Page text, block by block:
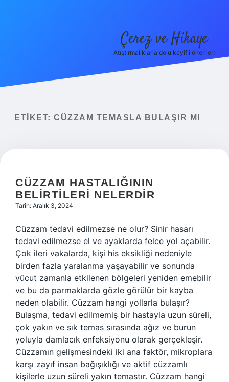
Yasal Uyarı
menüyü Çerez ve Hikaye
Atıştırmalıklarla dolu keyifli öneriler!
ETIKET: CÜZZAM TEMASLA BULAŞIR MI
CÜZZAM HASTALIĞININ
BELIRTILERI NELERDIR
Tarih: Aralık 3, 2024
Cüzzam tedavi edilmezse ne olur? Sinir hasarı
tedavi edilmezse el ve ayaklarda felce yol açabilir.
Çok ileri vakalarda, kişi his eksikliği nedeniyle
birden fazla yaralanma yaşayabilir ve sonunda
vücut zamanla etkilenen bölgeleri yeniden emebilir
ve bu da parmaklarda gözle görülür bir kayba
neden olabilir. Cüzzam hangi yollarla bulaşır?
Bulaşma, tedavi edilmemiş bir hastayla uzun süreli,
çok yakın ve sık temas sırasında ağız ve burun
yoluyla damlacık enfeksiyonu olarak gerçekleşir.
Cüzzamın gelişmesindeki iki ana faktör, mikroplara
karşı zayıf insan bağışıklığı ve aktif cüzzamlı
kişilerle uzun süreli yakın temastır. Cüzzam hangi